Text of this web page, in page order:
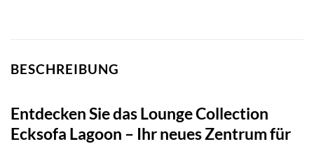
BESCHREIBUNG
Entdecken Sie das Lounge Collection
Ecksofa Lagoon – Ihr neues Zentrum für